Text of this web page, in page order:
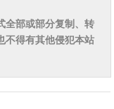
全部或部分复制、转
不得有其他侵犯本站